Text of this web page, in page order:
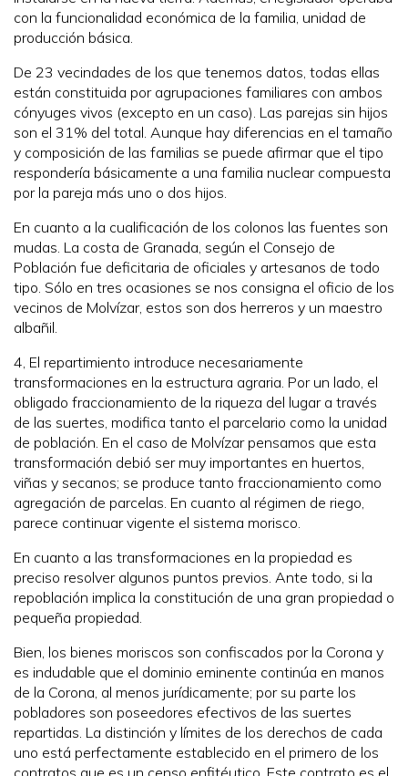
con la funcionalidad económica de la familia, unidad de
producción básica.
De 23 vecindades de los que tenemos datos, todas ellas
están constituida por agrupaciones familiares con ambos
cónyuges vivos (excepto en un caso). Las parejas sin hijos
son el 31% del total. Aunque hay diferencias en el tamaño
y composición de las familias se puede afirmar que el tipo
respondería básicamente a una familia nuclear compuesta
por la pareja más uno o dos hijos.
En cuanto a la cualificación de los colonos las fuentes son
mudas. La costa de Granada, según el Consejo de
Población fue deficitaria de oficiales y artesanos de todo
tipo. Sólo en tres ocasiones se nos consigna el oficio de los
vecinos de Molvízar, estos son dos herreros y un maestro
albañil.
4, El repartimiento introduce necesariamente
transformaciones en la estructura agraria. Por un lado, el
obligado fraccionamiento de la riqueza del lugar a través
de las suertes, modifica tanto el parcelario como la unidad
de población. En el caso de Molvízar pensamos que esta
transformación debió ser muy importantes en huertos,
viñas y secanos; se produce tanto fraccionamiento como
agregación de parcelas. En cuanto al régimen de riego,
parece continuar vigente el sistema morisco.
En cuanto a las transformaciones en la propiedad es
preciso resolver algunos puntos previos. Ante todo, si la
repoblación implica la constitución de una gran propiedad o
pequeña propiedad.
Bien, los bienes moriscos son confiscados por la Corona y
es indudable que el dominio eminente continúa en manos
de la Corona, al menos jurídicamente; por su parte los
pobladores son poseedores efectivos de las suertes
repartidas. La distinción y límites de los derechos de cada
uno está perfectamente establecido en el primero de los